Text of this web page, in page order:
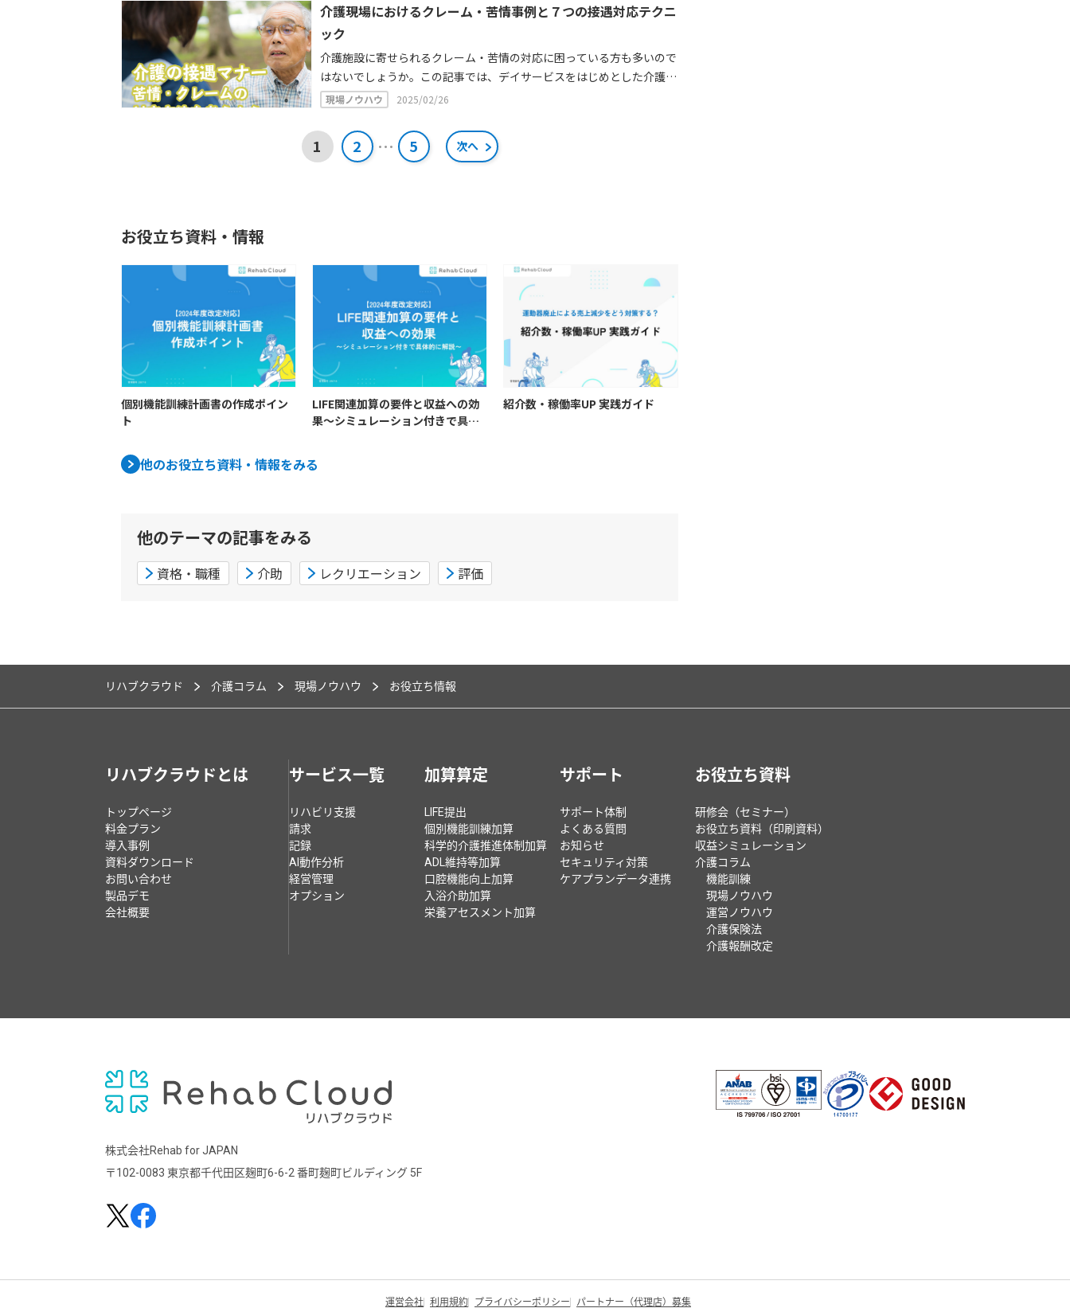
例文を紹介しています。
介護現場におけるクレーム・苦情事例と７つの接遇対応テクニ
ック
介護施設に寄せられるクレーム・苦情の対応に困っている方も多いので
はないでしょうか。この記事では、デイサービスをはじめとした介護施
設での対応事例を紹介し、研修やマニュアルに使えそうな内容を掲載し
ク・円滑なクレーム処理方法を「7つのテクニック」として解説してい
ます。
現場ノウハウ 2025/02/26
投
稿
ー
ョ
ン
1 2 … 5 次へ
お役立ち資料・情報
個別機能訓練計画書の作成ポイン
ト
LIFE関連加算の要件と収益への効
果〜シミュレーション付きで具体
紹介数・稼働率UP 実践ガイド
他のお役立ち資料・情報をみる
他のテーマの記事をみる
資格・職種 介助 レクリエーション 評価
リハブクラウド 介護コラム 現場ノウハウ お役立ち情報
リハブクラウドとは
トップページ
料金プラン
導入事例
資料ダウンロード
お問い合わせ
製品デモ
会社概要
サービス一覧
リハビリ支援
請求
記録
AI動作分析
経営管理
オプション
加算算定
LIFE提出
個別機能訓練加算
科学的介護推進体制加算
ADL維持等加算
口腔機能向上加算
入浴介助加算
栄養アセスメント加算
サポート
サポート体制
よくある質問
お知らせ
セキュリティ対策
ケアプランデータ連携
お役立ち資料
研修会（セミナー）
お役立ち資料（印刷資料）
収益シミュレーション
介護コラム
機能訓練
現場ノウハウ
運営ノウハウ
介護保険法
介護報酬改定
株式会社Rehab for JAPAN
〒102-0083 東京都千代田区麹町6-6-2 番町麹町ビルディング 5F
運営会社 利用規約 プライバシーポリシー パートナー（代理店）募集